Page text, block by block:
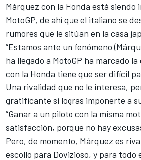
Márquez con la Honda está siendo
MotoGP, de ahí que el italiano se
rumores que le sitúan en la casa
“Estamos ante un fenómeno
ha llegado a MotoGP ha marcado
con la Honda tiene que ser difícil
Una rivalidad que no le interesa,
gratificante si logras imponerte a
“Ganar a un piloto con la misma
satisfacción, porque no hay
Pero, de momento, Márquez es
escollo para Dovizioso, y para todo